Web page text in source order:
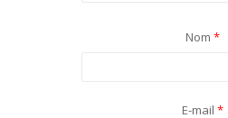
Nom*
E-mail*